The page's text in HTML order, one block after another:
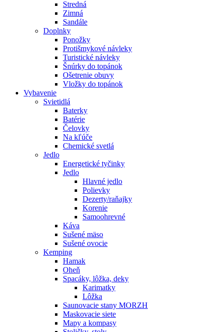
Stredná
Zimná
Sandále
Doplnky
Ponožky
Protišmykové návleky
Turistické návleky
Šnúrky do topánok
Ošetrenie obuvy
Vložky do topánok
Vybavenie
Svietidlá
Baterky
Batérie
Čelovky
Na kľúče
Chemické svetlá
Jedlo
Energetické tyčinky
Jedlo
Hlavné jedlo
Polievky
Dezerty/raňajky
Korenie
Samoohrevné
Káva
Sušené mäso
Sušené ovocie
Kemping
Hamak
Oheň
Spacáky, lôžka, deky
Karimatky
Lôžka
Saunovacie stany MORZH
Maskovacie siete
Mapy a kompasy